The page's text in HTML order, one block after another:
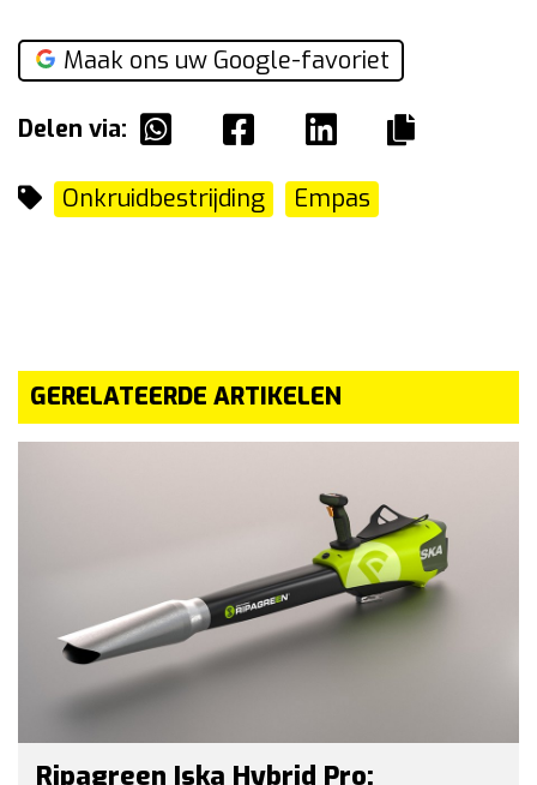
Maak ons uw Google-favoriet
Delen via:
Onkruidbestrijding Empas
GERELATEERDE ARTIKELEN
Ripagreen Iska Hybrid Pro: